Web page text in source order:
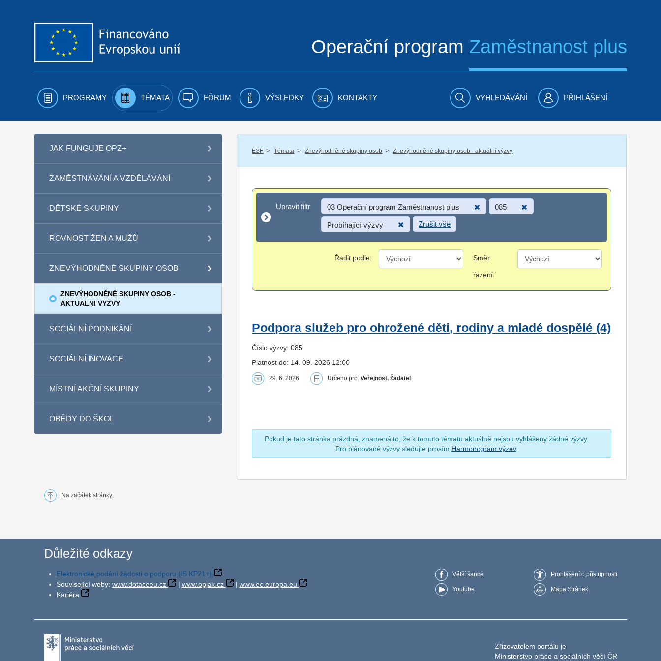
Operační program Zaměstnanost plus
PROGRAMY TÉMATA FÓRUM VÝSLEDKY KONTAKTY VYHLEDÁVÁNÍ PŘIHLÁŠENÍ
JAK FUNGUJE OPZ+
ZAMĚSTNÁVÁNÍ A VZDĚLÁVÁNÍ
DĚTSKÉ SKUPINY
ROVNOST ŽEN A MUŽŮ
ZNEVÝHODNĚNÉ SKUPINY OSOB
ZNEVÝHODNĚNÉ SKUPINY OSOB -
AKTUÁLNÍ VÝZVY
SOCIÁLNÍ PODNIKÁNÍ
SOCIÁLNÍ INOVACE
MÍSTNÍ AKČNÍ SKUPINY
OBĚDY DO ŠKOL
ESF / Témata / Znevýhodněné skupiny osob / Znevýhodněné skupiny osob - aktuální výzvy
Upravit filtr
Upravit filtr 03 Operační program Zaměstnanost plus 085
Probíhající výzvy Zrušit vše
Řadit podle: Směr
řazení:
Podpora služeb pro ohrožené děti, rodiny a mladé dospělé (4)
Číslo výzvy: 085
Platnost do: 14. 09. 2026 12:00
29. 6. 2026 Určeno pro:Veřejnost, Žadatel
Pokud je tato stránka prázdná, znamená to, že k tomuto tématu aktuálně nejsou vyhlášeny žádné výzvy.
Pro plánované výzvy sledujte prosím Harmonogram výzev.
Na začátek stránky
Důležité odkazy
Elektronické podání žádosti o podporu (IS KP21+)
Související weby: www.dotaceeu.cz | www.opjak.cz | www.ec.europa.eu
Kariéra
Větší šance
Youtube
Prohlášení o přístupnosti
Mapa Stránek
Zřizovatelem portálu je
Ministerstvo práce a sociálních věcí ČR